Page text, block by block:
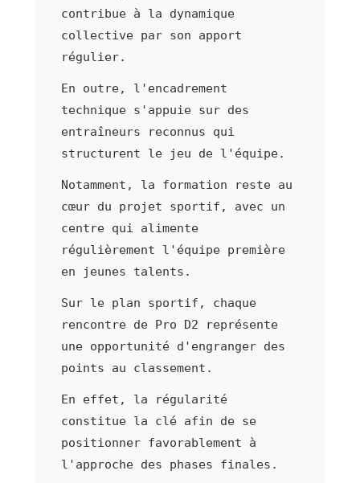
contribue à la dynamique
collective par son apport
régulier.
En outre, l'encadrement
technique s'appuie sur des
entraîneurs reconnus qui
structurent le jeu de l'équipe.
Notamment, la formation reste au
cœur du projet sportif, avec un
centre qui alimente
régulièrement l'équipe première
en jeunes talents.
Sur le plan sportif, chaque
rencontre de Pro D2 représente
une opportunité d'engranger des
points au classement.
En effet, la régularité
constitue la clé afin de se
positionner favorablement à
l'approche des phases finales.